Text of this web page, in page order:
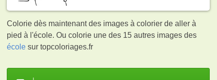
Colorie dès maintenant des images à colorier de aller à
pied à l'école. Ou colorie une des 15 autres images des
école sur topcoloriages.fr